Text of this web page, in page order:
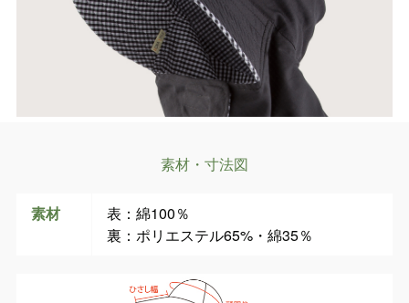
素材・寸法図
素材
表：綿100％
裏：ポリエステル65%・綿35％